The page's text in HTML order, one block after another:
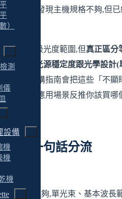
）
測
儀
設備
機
機
機
多位樣品座
特殊考量
件
Vis 的錢花在哪裡
目
,這時候才發現主機規格不夠,但
長範圍跟吸光度範圍,但真正區分
譜頻寬、光源穩定度跟光學設計(
UV-Vis 選購指南會把這些「不顯
清楚,再從應用場景反推你該買哪
等級一句話分流
看這段:
教學機就夠,單光束、基本波長